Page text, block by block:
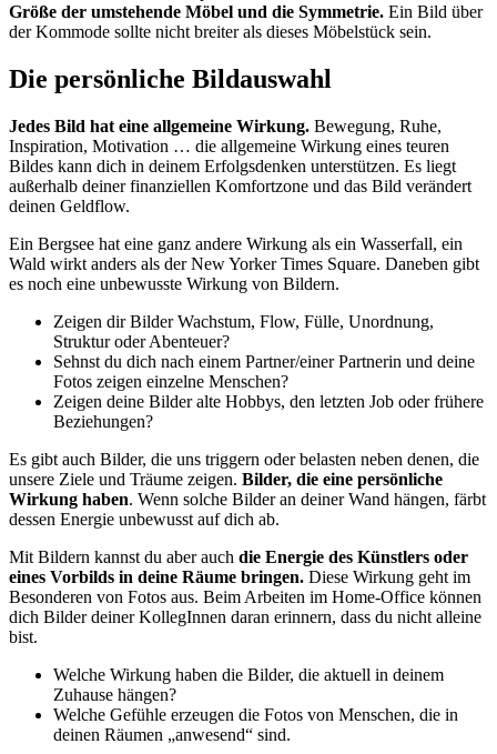
Größe der umstehende Möbel und die Symmetrie. Ein Bild über
der Kommode sollte nicht breiter als dieses Möbelstück sein.
Die persönliche Bildauswahl
Jedes Bild hat eine allgemeine Wirkung. Bewegung, Ruhe,
Inspiration, Motivation … die allgemeine Wirkung eines teuren
Bildes kann dich in deinem Erfolgsdenken unterstützen. Es liegt
außerhalb deiner finanziellen Komfortzone und das Bild verändert
deinen Geldflow.
Ein Bergsee hat eine ganz andere Wirkung als ein Wasserfall, ein
Wald wirkt anders als der New Yorker Times Square. Daneben gibt
es noch eine unbewusste Wirkung von Bildern.
Zeigen dir Bilder Wachstum, Flow, Fülle, Unordnung,
Struktur oder Abenteuer?
Sehnst du dich nach einem Partner/einer Partnerin und deine
Fotos zeigen einzelne Menschen?
Zeigen deine Bilder alte Hobbys, den letzten Job oder frühere
Beziehungen?
Es gibt auch Bilder, die uns triggern oder belasten neben denen, die
unsere Ziele und Träume zeigen. Bilder, die eine persönliche
Wirkung haben. Wenn solche Bilder an deiner Wand hängen, färbt
dessen Energie unbewusst auf dich ab.
Mit Bildern kannst du aber auch die Energie des Künstlers oder
eines Vorbilds in deine Räume bringen. Diese Wirkung geht im
Besonderen von Fotos aus. Beim Arbeiten im Home-Office können
dich Bilder deiner KollegInnen daran erinnern, dass du nicht alleine
bist.
Welche Wirkung haben die Bilder, die aktuell in deinem
Zuhause hängen?
Welche Gefühle erzeugen die Fotos von Menschen, die in
deinen Räumen „anwesend“ sind.